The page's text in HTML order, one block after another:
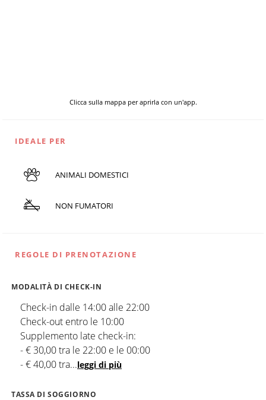
Clicca sulla mappa per aprirla con un'app.
IDEALE PER
ANIMALI DOMESTICI
NON FUMATORI
REGOLE DI PRENOTAZIONE
MODALITÀ DI CHECK-IN
Check-in dalle 14:00 alle 22:00
Check-out entro le 10:00
Supplemento late check-in:
- € 30,00 tra le 22:00 e le 00:00
- € 40,00 tra...leggi di più
TASSA DI SOGGIORNO